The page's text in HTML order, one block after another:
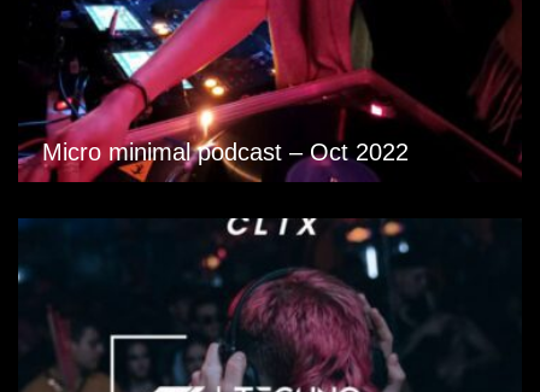
Micro minimal podcast – Oct 2022